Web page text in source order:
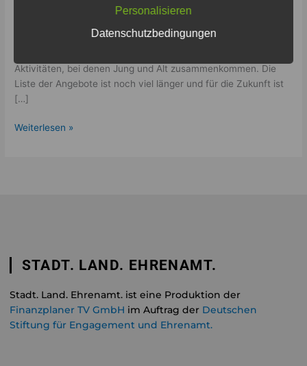
Förderverein Ehra-Lessien für die unterschiedlichsten Dinge
das Asylsuchenden zur Seite steht, die im Dorf untergebracht
Aktivitäten, bei denen Jung und Alt zusammenkommen. Die
Liste der Angebote ist noch viel länger und für die Zukunft ist
[…]
Weiterlesen »
STADT. LAND. EHRENAMT.
Stadt. Land. Ehrenamt. ist eine Produktion der
Finanzplaner TV GmbH im Auftrag der Deutschen
Stiftung für Engagement und Ehrenamt.
Personalisieren
Datenschutzbedingungen